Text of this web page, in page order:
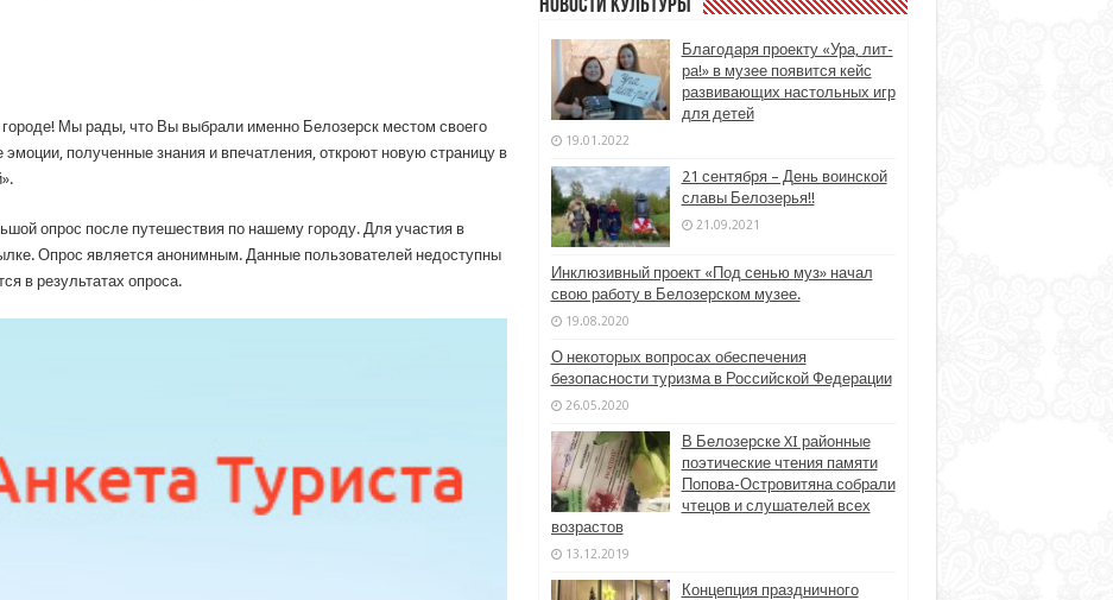
Мы рады, что Вы выбрали именно Белозерск местом своего
полученные знания и впечатления, откроют новую страницу в
опрос после путешествия по нашему городу. Для участия в
Опрос является анонимным. Данные пользователей недоступны
в результатах опроса.
Новости культуры
Благодаря проекту «Ура, лит-
ра!» в музее появится кейс
развивающих настольных игр
для детей
19.01.2022
21 сентября – День воинской
славы Белозерья!!
21.09.2021
Инклюзивный проект «Под сенью муз» начал
свою работу в Белозерском музее.
19.08.2020
О некоторых вопросах обеспечения
безопасности туризма в Российской Федерации
26.05.2020
В Белозерске XI районные
поэтические чтения памяти
Попова-Островитяна собрали
чтецов и слушателей всех
возрастов
13.12.2019
Концепция праздничного